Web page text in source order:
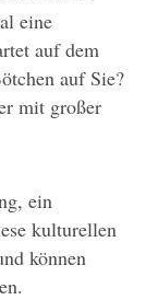
eine
auf dem
auf Sie?
mit großer
ein
kulturellen
können